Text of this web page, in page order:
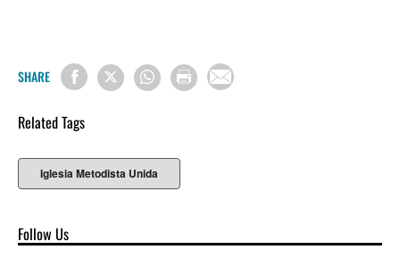
SHARE
Related Tags
Iglesia Metodista Unida
Follow Us